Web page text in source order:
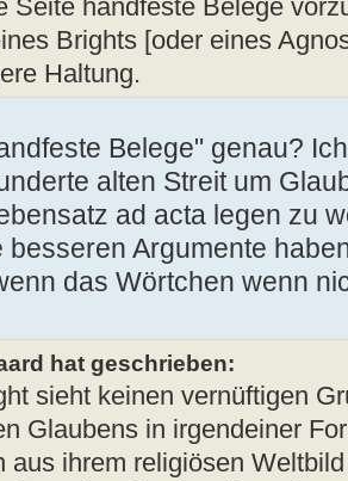
Seite handfeste Belege
Brights [oder eines
Haltung.
Belege" genau?
alten Streit um
ad acta legen zu
besseren Argumente
das Wörtchen wenn
hat geschrieben:
sieht keinen vernüftigen
Glaubens in irgendeiner
aus ihrem religiösen